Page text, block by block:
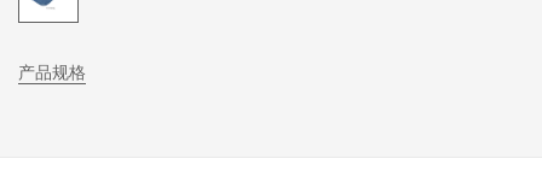
产品规格